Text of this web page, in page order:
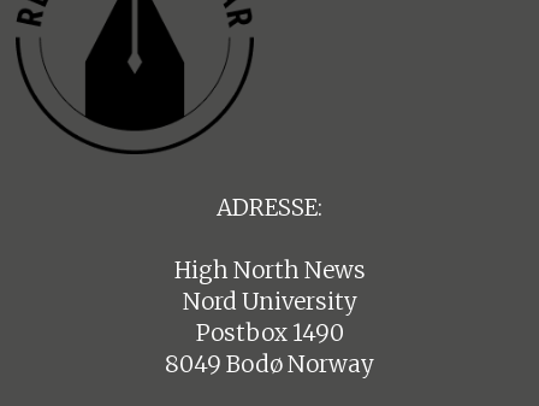
ADRESSE:
High North News
Nord University
Postbox 1490
8049 Bodø Norway